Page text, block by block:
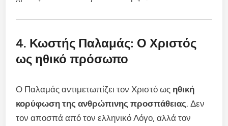
4. Κωστής Παλαμάς: Ο Χριστός
ως ηθικό πρόσωπο
Ο Παλαμάς αντιμετωπίζει τον Χριστό ως ηθική
κορύφωση της ανθρώπινης προσπάθειας. Δεν
τον αποσπά από τον ελληνικό Λόγο, αλλά τον